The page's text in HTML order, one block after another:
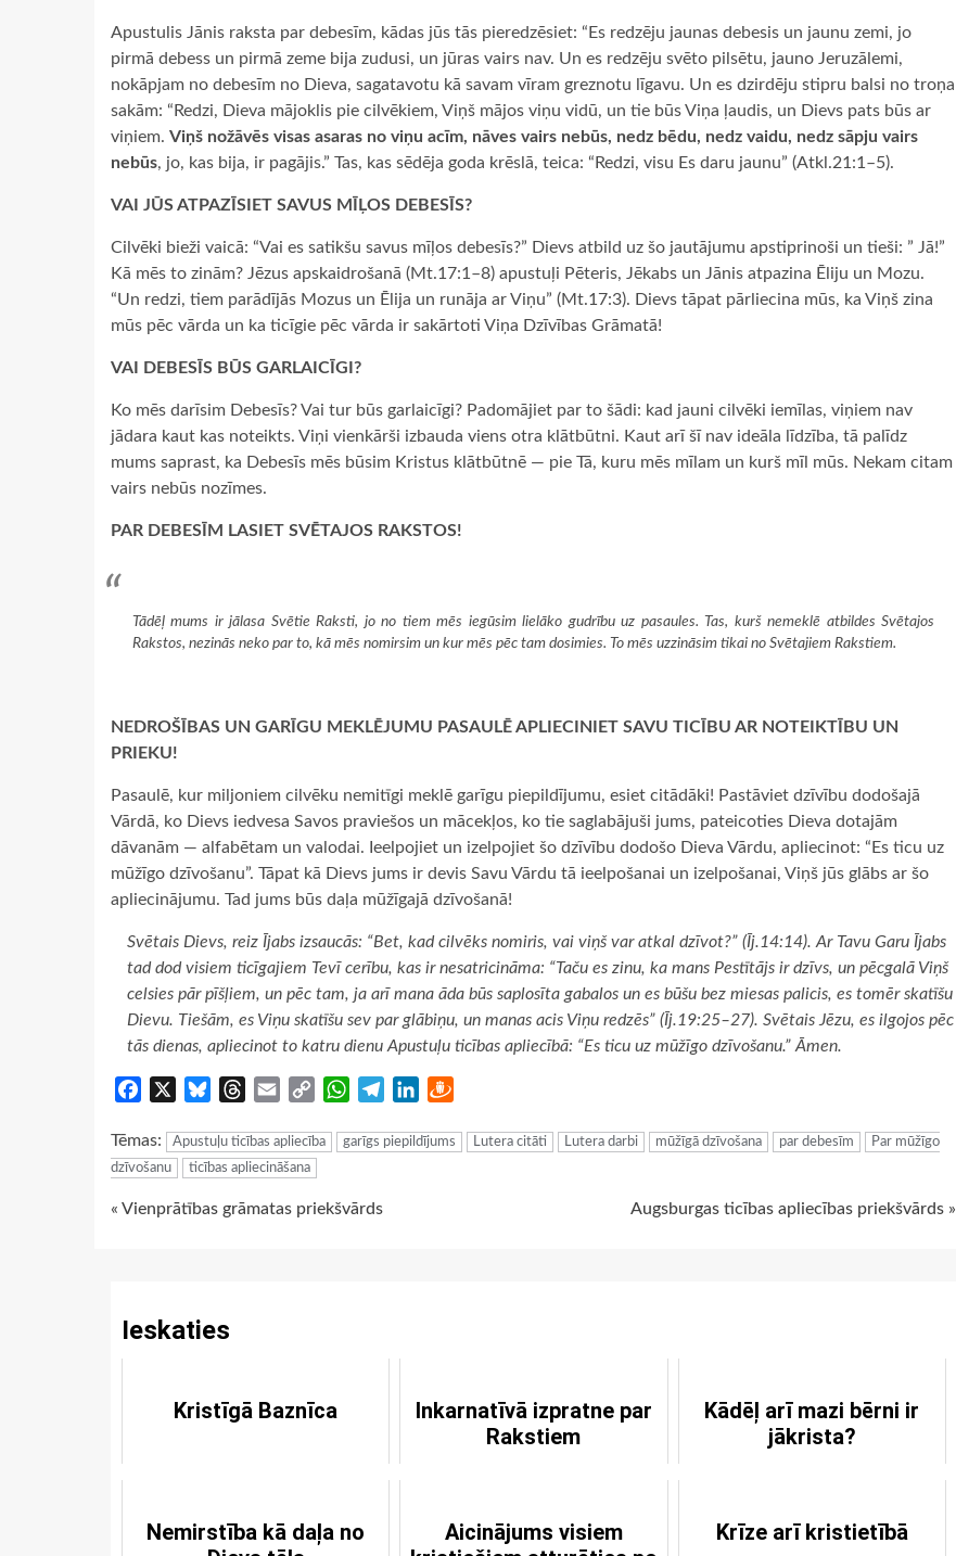
Apustulis Jānis raksta par debesīm, kādas jūs tās pieredzēsiet: “Es redzēju jaunas debesis un jaunu zemi, jo
pirmā debess un pirmā zeme bija zudusi, un jūras vairs nav. Un es redzēju svēto pilsētu, jauno Jeruzālemi,
nokāpjam no debesīm no Dieva, sagatavotu kā savam vīram greznotu līgavu. Un es dzirdēju stipru balsi no troņa
sakām: “Redzi, Dieva mājoklis pie cilvēkiem, Viņš mājos viņu vidū, un tie būs Viņa ļaudis, un Dievs pats būs ar
viņiem. Viņš nožāvēs visas asaras no viņu acīm, nāves vairs nebūs, nedz bēdu, nedz vaidu, nedz sāpju vairs
nebūs, jo, kas bija, ir pagājis.” Tas, kas sēdēja goda krēslā, teica: “Redzi, visu Es daru jaunu” (Atkl.21:1–5).
VAI JŪS ATPAZĪSIET SAVUS MĪĻOS DEBESĪS?
Cilvēki bieži vaicā: “Vai es satikšu savus mīļos debesīs?” Dievs atbild uz šo jautājumu apstiprinoši un tieši: ” Jā!”
Kā mēs to zinām? Jēzus apskaidrošanā (Mt.17:1–8) apustuļi Pēteris, Jēkabs un Jānis atpazina Ēliju un Mozu.
“Un redzi, tiem parādījās Mozus un Ēlija un runāja ar Viņu” (Mt.17:3). Dievs tāpat pārliecina mūs, ka Viņš zina
mūs pēc vārda un ka ticīgie pēc vārda ir sakārtoti Viņa Dzīvības Grāmatā!
VAI DEBESĪS BŪS GARLAICĪGI?
Ko mēs darīsim Debesīs? Vai tur būs garlaicīgi? Padomājiet par to šādi: kad jauni cilvēki iemīlas, viņiem nav
jādara kaut kas noteikts. Viņi vienkārši izbauda viens otra klātbūtni. Kaut arī šī nav ideāla līdzība, tā palīdz
mums saprast, ka Debesīs mēs būsim Kristus klātbūtnē — pie Tā, kuru mēs mīlam un kurš mīl mūs. Nekam citam
vairs nebūs nozīmes.
PAR DEBESĪM LASIET SVĒTAJOS RAKSTOS!
Tādēļ mums ir jālasa Svētie Raksti, jo no tiem mēs iegūsim lielāko gudrību uz pasaules. Tas, kurš nemeklē atbildes Svētajos
Rakstos, nezinās neko par to, kā mēs nomirsim un kur mēs pēc tam dosimies. To mēs uzzināsim tikai no Svētajiem Rakstiem.
NEDROŠĪBAS UN GARĪGU MEKLĒJUMU PASAULĒ APLIECINIET SAVU TICĪBU AR NOTEIKTĪBU UN
PRIEKU!
Pasaulē, kur miljoniem cilvēku nemitīgi meklē garīgu piepildījumu, esiet citādāki! Pastāviet dzīvību dodošajā
Vārdā, ko Dievs iedvesa Savos praviešos un mācekļos, ko tie saglabājuši jums, pateicoties Dieva dotajām
dāvanām — alfabētam un valodai. Ieelpojiet un izelpojiet šo dzīvību dodošo Dieva Vārdu, apliecinot: “Es ticu uz
mūžīgo dzīvošanu”. Tāpat kā Dievs jums ir devis Savu Vārdu tā ieelpošanai un izelpošanai, Viņš jūs glābs ar šo
apliecinājumu. Tad jums būs daļa mūžīgajā dzīvošanā!
Svētais Dievs, reiz Ījabs izsaucās: “Bet, kad cilvēks nomiris, vai viņš var atkal dzīvot?” (Īj.14:14). Ar Tavu Garu Ījabs
tad dod visiem ticīgajiem Tevī cerību, kas ir nesatricināma: “Taču es zinu, ka mans Pestītājs ir dzīvs, un pēcgalā Viņš
celsies pār pīšļiem, un pēc tam, ja arī mana āda būs saplosīta gabalos un es būšu bez miesas palicis, es tomēr skatīšu
Dievu. Tiešām, es Viņu skatīšu sev par glābiņu, un manas acis Viņu redzēs” (Īj.19:25–27). Svētais Jēzu, es ilgojos pēc
tās dienas, apliecinot to katru dienu Apustuļu ticības apliecībā: “Es ticu uz mūžīgo dzīvošanu.” Āmen.
Facebook BlueskyThreads
Email
Copy
WhatsApp
TelegramLinkedIn
Tēmas: Apustuļu ticības apliecība garīgs piepildījums Lutera citāti Lutera darbi mūžīgā dzīvošana par debesīm
Par mūžīgo
dzīvošanu
ticības apliecināšana
Continue
« Vienprātības grāmatas priekšvārds Augsburgas ticības apliecības priekšvārds »
Ieskaties
Kristīgā Baznīca
Inkarnatīvā izpratne par
Rakstiem
Kādēļ arī mazi bērni ir
jākrista?
Nemirstība kā daļa no
Aicinājums visiem
Krīze arī kristietībā